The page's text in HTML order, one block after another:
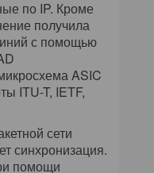
по IP. Кроме
получила
с помощью
ASIC
ITU-T, IETF,
сети
синхронизация.
помощи